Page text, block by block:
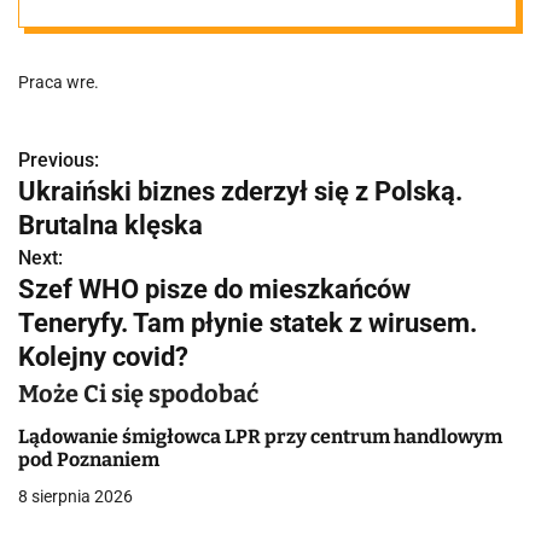
naszego
regionu tłumy.
"Z placu
budowy znika
charakterystyc
zny żuraw"
Praca wre.
N
a
w
i
g
a
c
j
Previous:
Ukraiński biznes zderzył się z Polską.
Brutalna klęska
Next:
Szef WHO pisze do mieszkańców
Teneryfy. Tam płynie statek z wirusem.
Kolejny covid?
Może Ci się spodobać
Lądowanie śmigłowca LPR przy centrum handlowym
pod Poznaniem
8 sierpnia 2026